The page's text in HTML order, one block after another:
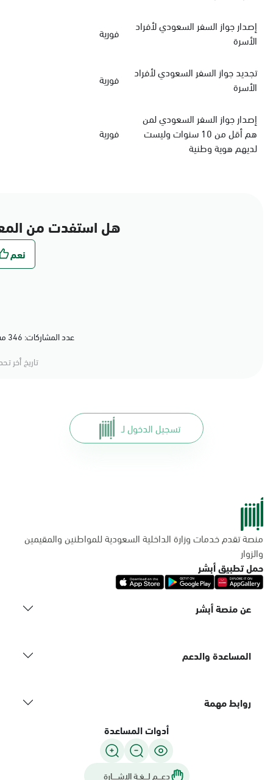
‏إصدار جواز السفر السعودي‏‏ لأفراد
الأسرة
فورية
‏تجديد جواز السفر السعودي‏ لأفراد
الأسرة
فورية
إصدار جواز السفر السعودي لمن
هم أقل من 10 سنوات وليست
لديهم هوية وطنية
فورية
هل استفدت من
عدد المشاركات: 346 مشاركة (79%) أعجبهم المحتوى
تاريخ أخر
تسجيل الدخول لـ
منصة تقدم خدمات وزارة الداخلية السعودية للمواطنين والمقيمين
والزوار
حمل تطبيق أبشر
عن منصة أبشر
المساعدة والدعم
روابط مهمة
أدوات المساعدة
دعـــم لـــغـة الاشــــارة